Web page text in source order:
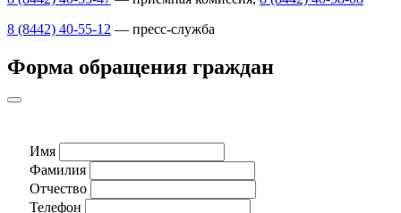
8 (8442) 40-55-12 — пресс-служба
Форма обращения граждан
Имя
Фамилия
Отчество
Телефон